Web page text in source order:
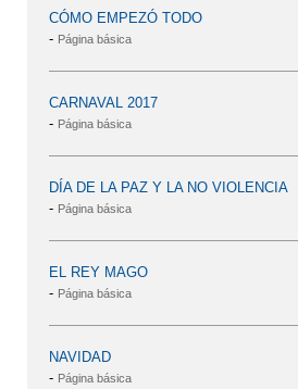
CÓMO EMPEZÓ TODO
- Página básica
CARNAVAL 2017
- Página básica
DÍA DE LA PAZ Y LA NO VIOLENCIA
- Página básica
EL REY MAGO
- Página básica
NAVIDAD
- Página básica